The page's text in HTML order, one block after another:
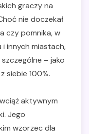
graczy na
nie doczekał
czy pomnika, w
i innych miastach,
– jako
siebie 100%.
aktywnym
Jego
wzorzec dla